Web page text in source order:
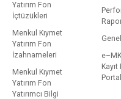
Yatırım Fon
İçtüzükleri
Menkul Kıymet
Yatırım Fon
İzahnameleri
Menkul Kıymet
Yatırım Fon
Yatırımcı Bilgi